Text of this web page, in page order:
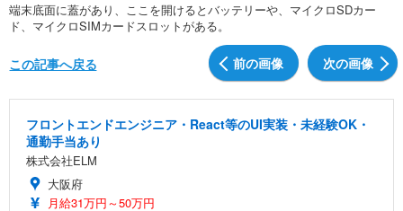
端末底面に蓋があり、ここを開けるとバッテリーや、マイクロSDカー
ド、マイクロSIMカードスロットがある。
前の画像 次の画像
この記事へ戻る
フロントエンドエンジニア・React等のUI実装・未経験OK・
通勤手当あり
株式会社ELM
大阪府
月給31万円～50万円